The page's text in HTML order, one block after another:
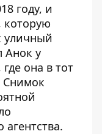
году, и
которую
уличный
Анок у
она в тот
Снимок